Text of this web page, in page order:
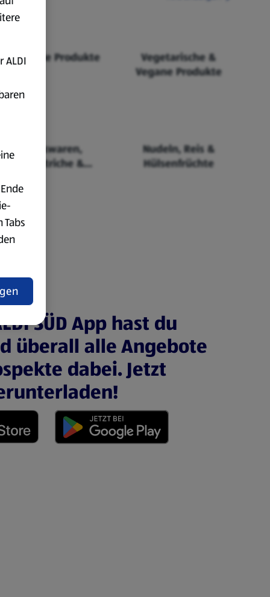
Fairtrade Produkte
Vegetarische &
Vegane Produkte
Backwaren,
Aufstriche &
Nudeln, Reis &
Hülsenfrüchte
SÜD App hast du
überall alle Angebote
dabei. Jetzt
ALDI